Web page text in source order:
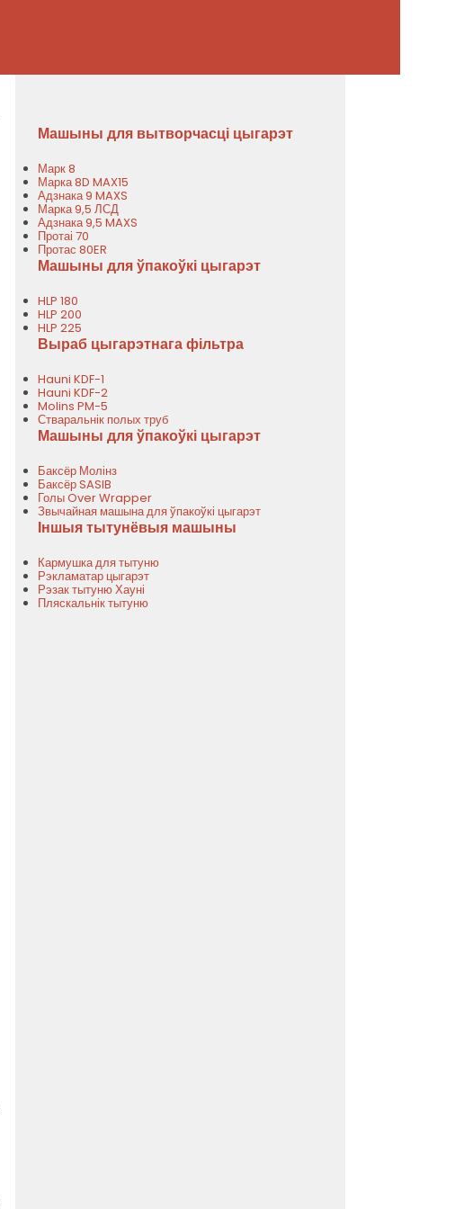
Машыны для вытворчасці цыгарэт
Марк 8
Марка 8D MAX15
Адзнака 9 MAXS
Марка 9,5 ЛСД
Адзнака 9,5 MAXS
Протаі 70
Протас 80ER
Машыны для ўпакоўкі цыгарэт
HLP 180
HLP 200
HLP 225
Выраб цыгарэтнага фільтра
Hauni KDF-1
Hauni KDF-2
Molins PM-5
Стваральнік полых труб
Машыны для ўпакоўкі цыгарэт
Баксёр Молінз
Баксёр SASIB
Голы Over Wrapper
Звычайная машына для ўпакоўкі цыгарэт
Іншыя тытунёвыя машыны
Кармушка для тытуню
Рэкламатар цыгарэт
Рэзак тытуню Хауні
Пляскальнік тытуню